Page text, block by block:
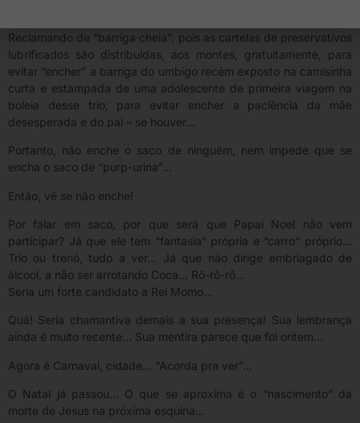
Reclamando de “barriga cheia”, pois as cartelas de preservativos
lubrificados são distribuídas, aos montes, gratuitamente, para
evitar “encher” a barriga do umbigo recém exposto na camisinha
curta e estampada de uma adolescente de primeira viagem na
boleia desse trio; para evitar encher a paciência da mãe
desesperada e do pai – se houver…
Portanto, não enche o saco de ninguém, nem impede que se
encha o saco de “purp-urina”…
Então, vê se não enche!
Por falar em saco, por que será que Papai Noel não vem
participar? Já que ele tem “fantasia” própria e “carro” próprio…
Trio ou trenó, tudo a ver… Já que não dirige embriagado de
álcool, a não ser arrotando Coca… Rô-rô-rô…
Seria um forte candidato a Rei Momo…
Quá! Seria chamantiva demais a sua presença! Sua lembrança
ainda é muito recente… Sua mentira parece que foi ontem…
Agora é Carnaval, cidade… “Acorda pra ver”…
O Natal já passou… O que se aproxima é o “nascimento” da
morte de Jesus na próxima esquina…